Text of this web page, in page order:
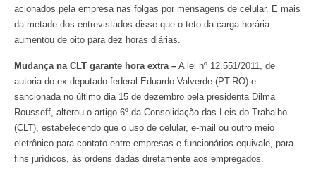
acionados pela empresa nas folgas por mensagens de celular. E mais
da metade dos entrevistados disse que o teto da carga horária
aumentou de oito para dez horas diárias.
Mudança na CLT garante hora extra – A lei nº 12.551/2011, de
autoria do ex-deputado federal Eduardo Valverde (PT-RO) e
sancionada no último dia 15 de dezembro pela presidenta Dilma
Rousseff, alterou o artigo 6º da Consolidação das Leis do Trabalho
(CLT), estabelecendo que o uso de celular, e-mail ou outro meio
eletrônico para contato entre empresas e funcionários equivale, para
fins jurídicos, às ordens dadas diretamente aos empregados.